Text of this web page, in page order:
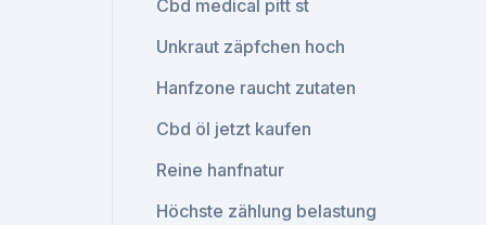
Cbd medical pitt st
Unkraut zäpfchen hoch
Hanfzone raucht zutaten
Cbd öl jetzt kaufen
Reine hanfnatur
Höchste zählung belastung